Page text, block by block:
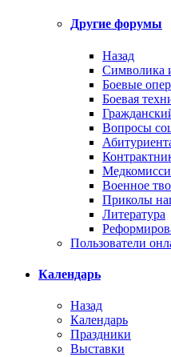
Другие форумы
Назад
Символика
Боевые
Боевая
Вопросы
Военное
Приколы
Литература
Пользователи
Календарь
Назад
Календарь
Праздники
Выставки